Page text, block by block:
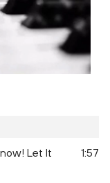
Let It
1:57